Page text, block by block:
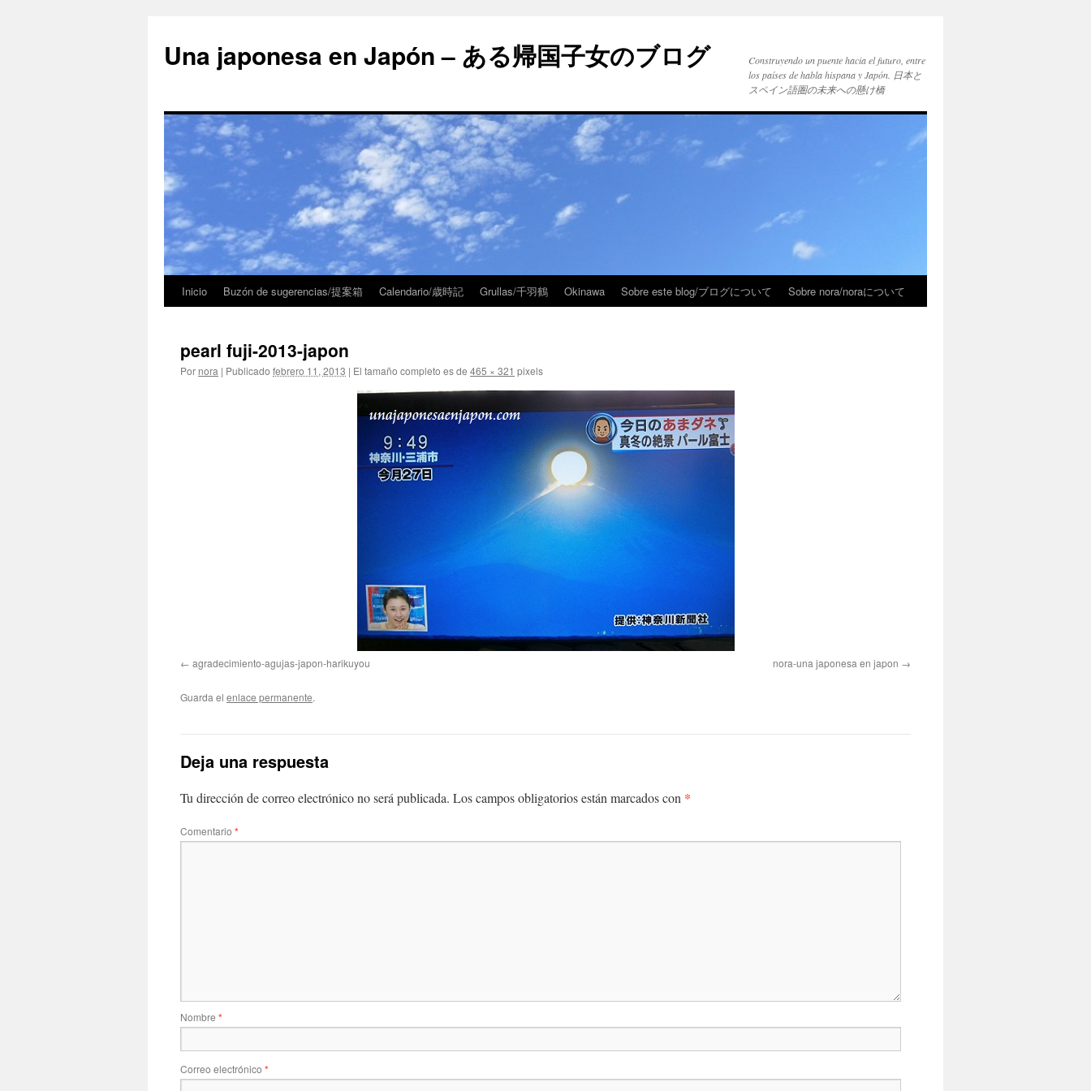
Una japonesa en Japón – ある帰国子女のブログ
Construyendo un puente hacia el futuro, entre
los países de habla hispana y Japón. 日本と
スペイン語圏の未来への懸け橋
Inicio Buzón de sugerencias/提案箱 Calendario/歳時記 Grullas/千羽鶴 Okinawa Sobre este blog/ブログについて Sobre nora/noraについて
pearl fuji-2013-japon
Por nora | Publicado febrero 11, 2013 | El tamaño completo es de 465 × 321 pixels
agradecimiento-agujas-japon-harikuyou nora-una japonesa en japon
Guarda el enlace permanente.
Deja una respuesta
Tu dirección de correo electrónico no será publicada. Los campos obligatorios están marcados con *
Comentario *
Nombre *
Correo electrónico *